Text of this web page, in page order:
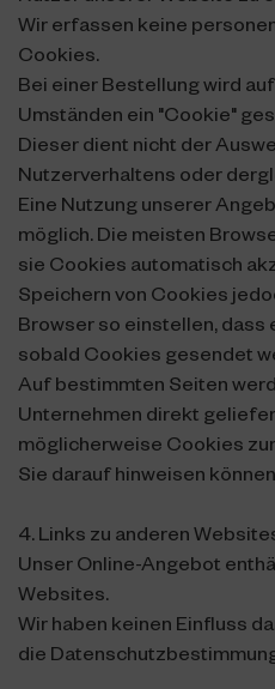
Wir erfassen keine
Cookies.
Bei einer Bestellung wird
Umständen ein "Cookie"
Dieser dient nicht der
Nutzerverhaltens oder
Eine Nutzung unserer
möglich. Die meisten
sie Cookies automatisch
Speichern von Cookies
Browser so einstellen, dass
sobald Cookies gesendet
Auf bestimmten Seiten
Unternehmen direkt
möglicherweise Cookies
Sie darauf hinweisen
4. Links zu anderen
Unser Online-Angebot
Websites.
Wir haben keinen Einfluss
die